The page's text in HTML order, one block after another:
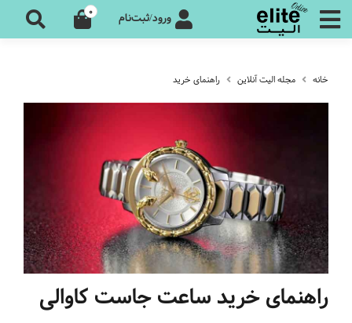
ورود/ثبت‌نام 0
خانه مجله الیت آنلاین راهنمای خرید
راهنمای خرید ساعت جاست کاوالی